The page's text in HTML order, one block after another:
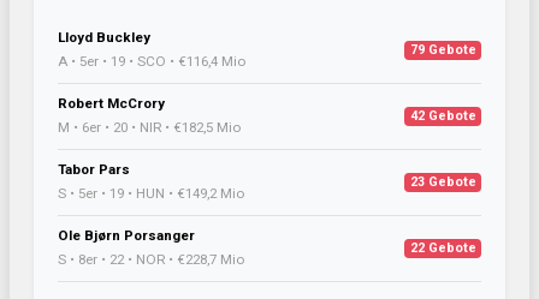
Lloyd Buckley
A • 5er • 19 • SCO • €116,4 Mio
79 Gebote
Robert McCrory
M • 6er • 20 • NIR • €182,5 Mio
42 Gebote
Tabor Pars
S • 5er • 19 • HUN • €149,2 Mio
23 Gebote
Ole Bjørn Porsanger
S • 8er • 22 • NOR • €228,7 Mio
22 Gebote